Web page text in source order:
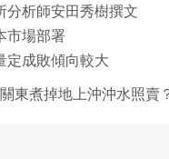
分析師安田秀樹撰文
市場部署
定成敗傾向較大
東煮掉地上沖沖水照